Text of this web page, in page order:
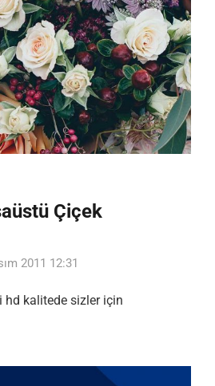
Çiçek
2011 12:31
hd kalitede sizler için